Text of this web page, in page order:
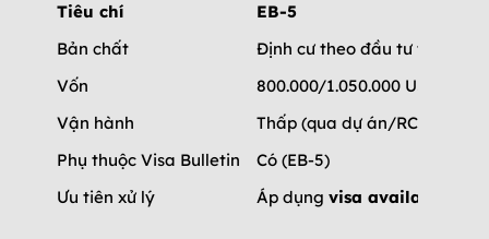
Tiêu chí
EB-5
Bản chất
Định cư theo đầu tư tạo việc
Vốn
800.000/1.050.000 USD theo
Vận hành
Thấp (qua dự án/RC)
Phụ thuộc Visa Bulletin
Có (EB-5)
Ưu tiên xử lý
Áp dụng visa availability